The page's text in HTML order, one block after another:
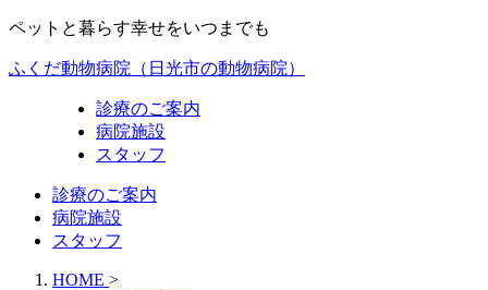
ペットと暮らす幸せをいつまでも
ふくだ動物病院（日光市の動物病院）
診療のご案内
病院施設
スタッフ
診療のご案内
病院施設
スタッフ
HOME >